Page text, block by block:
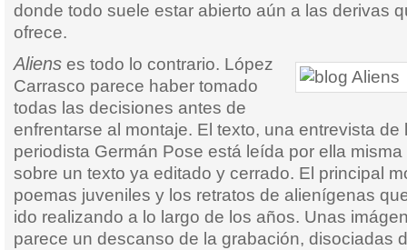
donde todo suele estar abierto aún a las derivas
ofrece.
Aliens es todo lo contrario. López
Carrasco parece haber tomado
todas las decisiones antes de
enfrentarse al montaje. El texto, una entrevista de
periodista Germán Pose está leída por ella
sobre un texto ya editado y cerrado. El principal
poemas juveniles y los retratos de alienígenas
ido realizando a lo largo de los años. Unas
parece un descanso de la grabación, disociadas